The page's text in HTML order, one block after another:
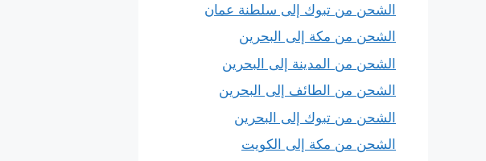
الشحن من تبوك إلى سلطنة عمان
الشحن من مكة إلى البحرين
الشحن من المدينة إلى البحرين
الشحن من الطائف إلى البحرين
الشحن من تبوك إلى البحرين
الشحن من مكة إلى الكويت